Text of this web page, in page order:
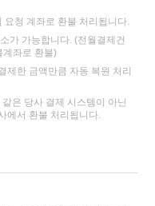
청 계좌로 환불 처리됩니다.
가 가능합니다. (전월결제건
계좌로 환불)
제한 금액만큼 자동 복원 처리
은 당사 결제 시스템이 아닌
에서 환불 처리됩니다.